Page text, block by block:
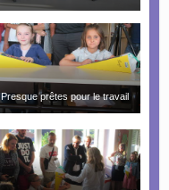
Presque prêtes pour le travail